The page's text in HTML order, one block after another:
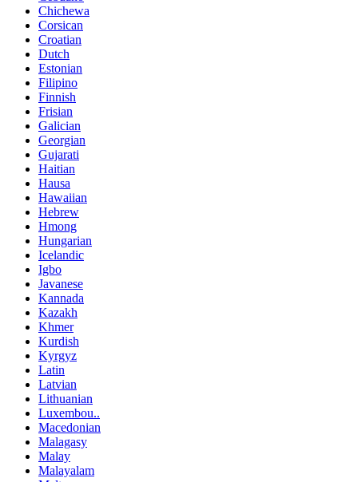
Chichewa
Corsican
Croatian
Dutch
Estonian
Filipino
Finnish
Frisian
Galician
Georgian
Gujarati
Haitian
Hausa
Hawaiian
Hebrew
Hmong
Hungarian
Icelandic
Igbo
Javanese
Kannada
Kazakh
Khmer
Kurdish
Kyrgyz
Latin
Latvian
Lithuanian
Luxembou..
Macedonian
Malagasy
Malay
Malayalam